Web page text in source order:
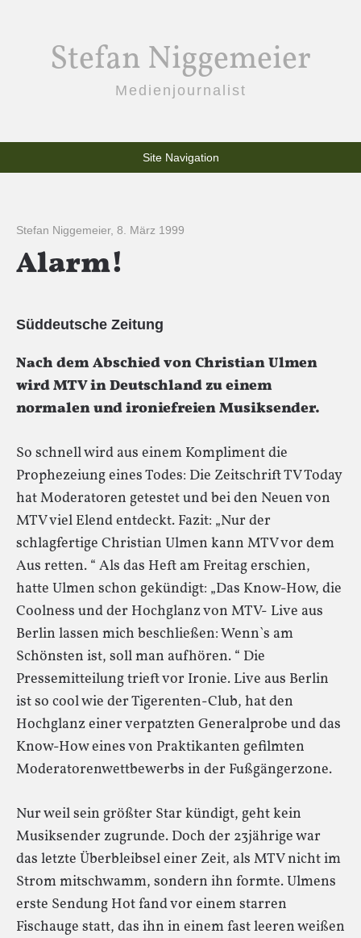
Stefan Niggemeier
Medienjournalist
Site Navigation
Stefan Niggemeier, 8. März 1999
Alarm!
Süddeutsche Zeitung
Nach dem Abschied von Christian Ulmen
wird MTV in Deutschland zu einem
normalen und ironiefreien Musiksender.
So schnell wird aus einem Kompliment die
Prophezeiung eines Todes: Die Zeitschrift TV Today
hat Moderatoren getestet und bei den Neuen von
MTV viel Elend entdeckt. Fazit: „Nur der
schlagfertige Christian Ulmen kann MTV vor dem
Aus retten. “ Als das Heft am Freitag erschien,
hatte Ulmen schon gekündigt: „Das Know-How, die
Coolness und der Hochglanz von MTV- Live aus
Berlin lassen mich beschließen: Wenn`s am
Schönsten ist, soll man aufhören. “ Die
Pressemitteilung trieft vor Ironie. Live aus Berlin
ist so cool wie der Tigerenten-Club, hat den
Hochglanz einer verpatzten Generalprobe und das
Know-How eines von Praktikanten gefilmten
Moderatorenwettbewerbs in der Fußgängerzone.
Nur weil sein größter Star kündigt, geht kein
Musiksender zugrunde. Doch der 23jährige war
das letzte Überbleibsel einer Zeit, als MTV nicht im
Strom mitschwamm, sondern ihn formte. Ulmens
erste Sendung Hot fand vor einem starren
Fischauge statt, das ihn in einem fast leeren weißen